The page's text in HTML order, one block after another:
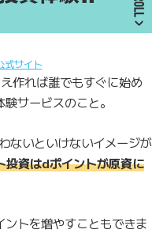
式サイト
作れば誰でもすぐに始め
サービスのこと。
ないといけないイメージが
投資はdポイントが原資に
トを増やすこともできま